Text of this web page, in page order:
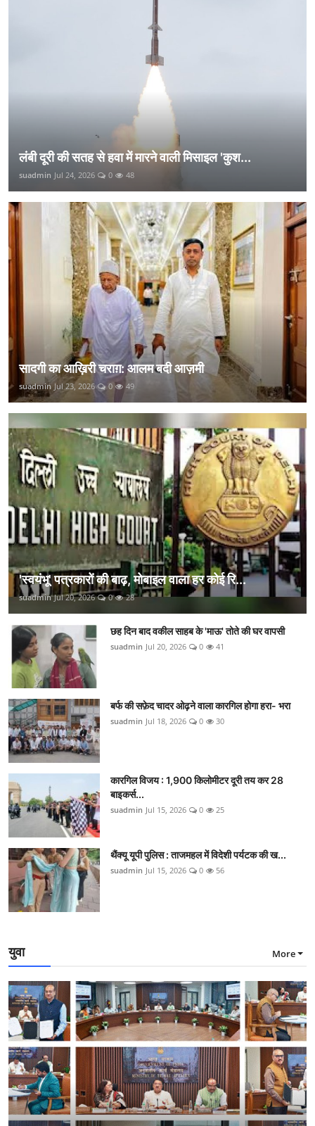
लंबी दूरी की सतह से हवा में मारने वाली मिसाइल 'कुश...
suadmin Jul 24, 2026 0 48
सादगी का आख़िरी चराग़: आलम बदी आज़मी
suadmin Jul 23, 2026 0 49
'स्वयंभू' पत्रकारों की बाढ़, मोबाइल वाला हर कोई रि...
suadmin Jul 20, 2026 0 28
छह दिन बाद वकील साहब के 'माऊ' तोते की घर वापसी
suadmin Jul 20, 2026 0 41
बर्फ की सफ़ेद चादर ओढ़ने वाला कारगिल होगा हरा- भरा
suadmin Jul 18, 2026 0 30
कारगिल विजय : 1,900 किलोमीटर दूरी तय कर 28
बाइकर्स...
suadmin Jul 15, 2026 0 25
थैंक्यू यूपी पुलिस : ताजमहल में विदेशी पर्यटक की ख...
suadmin Jul 15, 2026 0 56
युवा More